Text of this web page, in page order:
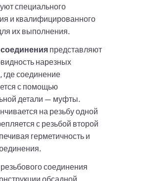
специального
и квалифицированного
их выполнения.
представляют
нарезных
где соединение
с помощью
детали — муфты.
на резьбу одной
с резьбой второй
герметичность и
соединения